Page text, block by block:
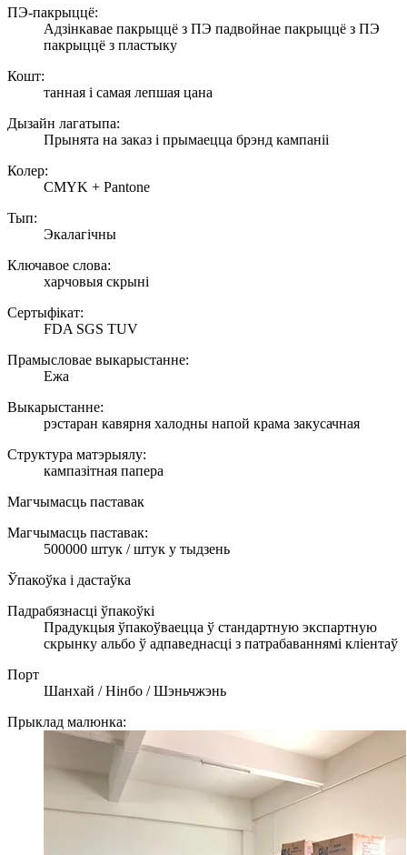
ПЭ-пакрыццё:
Адзінкавае пакрыццё з ПЭ падвойнае пакрыццё з ПЭ
пакрыццё з пластыку
Кошт:
танная і самая лепшая цана
Дызайн лагатыпа:
Прынята на заказ і прымаецца брэнд кампаніі
Колер:
CMYK + Pantone
Тып:
Экалагічны
Ключавое слова:
харчовыя скрыні
Сертыфікат:
FDA SGS TUV
Прамысловае выкарыстанне:
Ежа
Выкарыстанне:
рэстаран кавярня халодны напой крама закусачная
Структура матэрыялу:
кампазітная папера
Магчымасць паставак
Магчымасць паставак:
500000 штук / штук у тыдзень
Ўпакоўка і дастаўка
Падрабязнасці ўпакоўкі
Прадукцыя ўпакоўваецца ў стандартную экспартную
скрынку альбо ў адпаведнасці з патрабаваннямі кліентаў
Порт
Шанхай / Нінбо / Шэньчжэнь
Прыклад малюнка: